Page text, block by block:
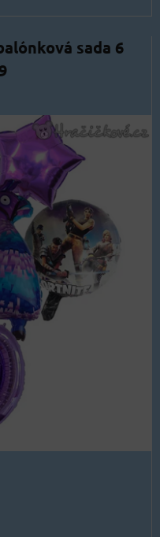
sada 6